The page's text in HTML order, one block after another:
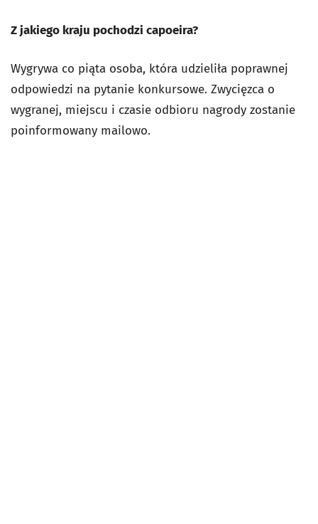
Z jakiego kraju pochodzi capoeira?
Wygrywa co piąta osoba, która udzieliła poprawnej
odpowiedzi na pytanie konkursowe. Zwycięzca o
wygranej, miejscu i czasie odbioru nagrody zostanie
poinformowany mailowo.